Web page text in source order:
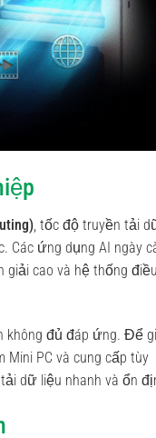
, tốc độ truyền tải
ứng dụng AI ngày
cao và hệ thống điều
không đủ đáp ứng. Để
Mini PC và cung cấp tùy
dữ liệu nhanh và ổn